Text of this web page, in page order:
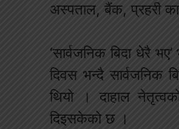
अस्पताल, बैंक, प्रहरी
‘सार्वजनिक बिदा धेरै
दिवस भन्दै सार्वजनिक
थियो । दाहाल
दिइसकेको छ ।